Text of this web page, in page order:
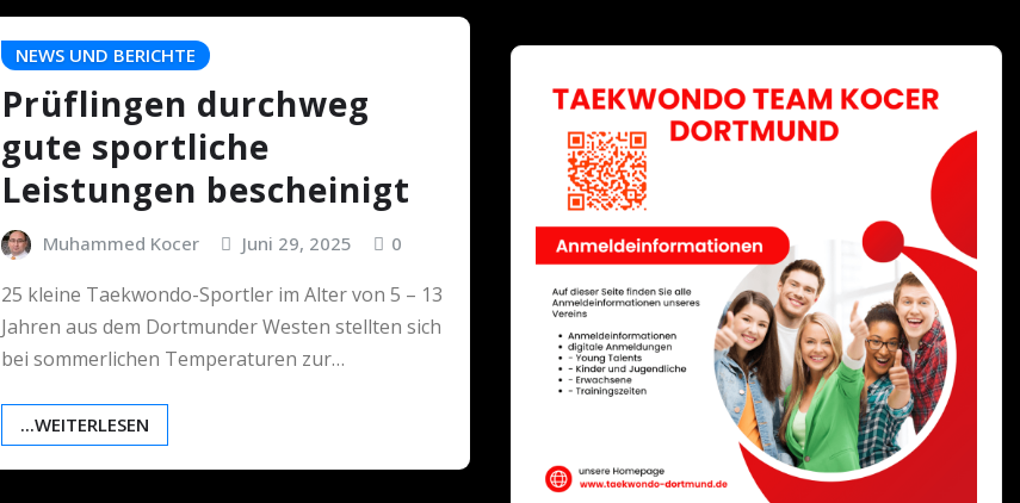
NEWS UND BERICHTE
Prüflingen durchweg
gute sportliche
Leistungen bescheinigt
Muhammed Kocer Juni 29, 2025 0
25 kleine Taekwondo-Sportler im Alter von 5 – 13
Jahren aus dem Dortmunder Westen stellten sich
bei sommerlichen Temperaturen zur…
...WEITERLESEN